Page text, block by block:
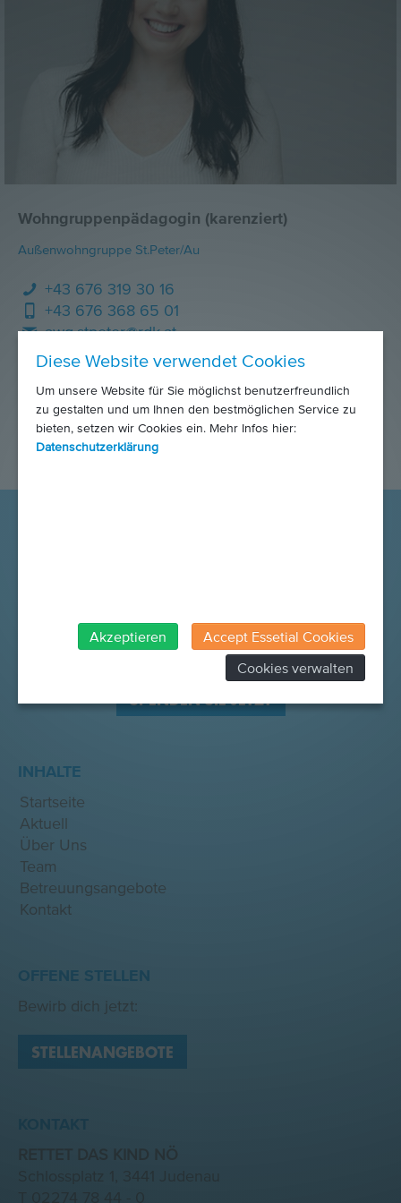
Wohngruppenpädagogin (karenziert)
Außenwohngruppe St.Peter/Au
+43 676 319 30 16
+43 676 368 65 01
awg.stpeter@rdk.at
SPENDEN SIE JETZT
INHALTE
Startseite
Aktuell
Über Uns
Team
Betreuungsangebote
Kontakt
OFFENE STELLEN
Bewirb dich jetzt:
STELLENANGEBOTE
RETTET DAS KIND NÖ
Diese Website verwendet Cookies
Um unsere Website für Sie möglichst benutzerfreundlich
zu gestalten und um Ihnen den bestmöglichen Service zu
bieten, setzen wir Cookies ein. Mehr Infos hier:
Datenschutzerklärung
Akzeptieren
Accept Essetial Cookies
Cookies verwalten